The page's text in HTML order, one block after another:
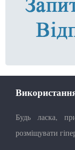
Будь ласка,
розміщувати